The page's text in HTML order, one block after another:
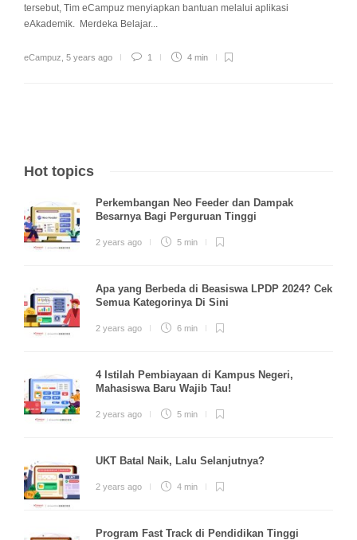
tersebut, Tim eCampuz menyiapkan bantuan melalui aplikasi
eAkademik. Merdeka Belajar...
eCampuz 5 years ago 1 4 min
Hot topics
Perkembangan Neo Feeder dan Dampak
Besarnya Bagi Perguruan Tinggi
2 years ago 5 min
Apa yang Berbeda di Beasiswa LPDP 2024? Cek
Semua Kategorinya Di Sini
2 years ago 6 min
4 Istilah Pembiayaan di Kampus Negeri,
Mahasiswa Baru Wajib Tau!
2 years ago 5 min
UKT Batal Naik, Lalu Selanjutnya?
2 years ago 4 min
Program Fast Track di Pendidikan Tinggi